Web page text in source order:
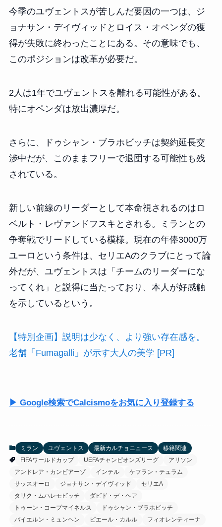
今季のユヴェントスが苦しんだ要因の一つは、ジ
ョナサン・デイヴィッドとロイス・オペンダの獲
得が失敗に終わったことにある。その意味でも、
このポジションは改革が必要だ。
2人は1年でユヴェントスを離れる可能性がある。
特にオペンダは放出濃厚だ。
さらに、ドゥシャン・ブラホビッチは契約延長交
渉中だが、このままフリーで退団する可能性も残
されている。
新しい前線のリーダーとして本命視されるのはロ
ベルト・レヴァンドフスキとされる。ミランとの
争奪戦でリードしている模様。現在の年俸3000万
ユーロという条件は、セリエAのクラブにとって論
外だが、ユヴェントスは「チームのリーダーにな
ってくれ」と説得に当たっており、本人が好感触
を示しているという。
【特別企画】説明は少なく、より強い存在感を。
老舗「Fumagalli」が示す大人の美学 [PR]
▶ Google検索でCalcismoをお気に入り登録する
ミラン ユヴェントス 最新カルチョニュース
移籍関連
FIFAワールドカップ
UEFAチャンピオンズリーグ
アリソン
アンドレア・カンビアーゾ
インテル
ケフラン・テュラム
サッスオーロ
ジョナサン・デイヴィッド
セリエA
タリク・ムハレモビッチ
ダビド・デ・ヘア
トゥーン・コープマイネルス
ドゥシャン・ブラホビッチ
バイエルン・ミュンヘン
ピエール・カルル
フィオレンティーナ